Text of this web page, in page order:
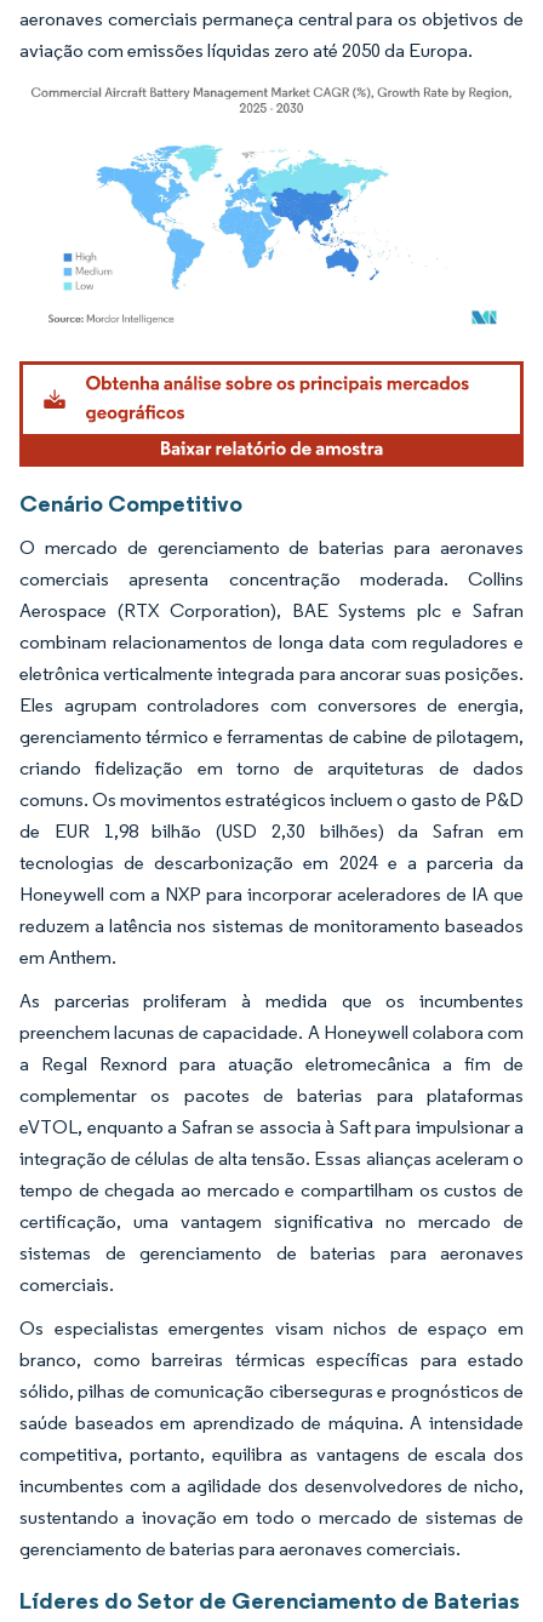
aeronaves comerciais permaneça central para os objetivos de
aviação com emissões líquidas zero até 2050 da Europa.
Imagem © Mordor Intelligence. O reuso requer atribuição conforme CC BY 4.0.
Cenário Competitivo
O mercado de gerenciamento de baterias para aeronaves
comerciais apresenta concentração moderada. Collins
Aerospace (RTX Corporation), BAE Systems plc e Safran
combinam relacionamentos de longa data com reguladores e
eletrônica verticalmente integrada para ancorar suas posições.
Eles agrupam controladores com conversores de energia,
gerenciamento térmico e ferramentas de cabine de pilotagem,
criando fidelização em torno de arquiteturas de dados
comuns. Os movimentos estratégicos incluem o gasto de P&D
de EUR 1,98 bilhão (USD 2,30 bilhões) da Safran em
tecnologias de descarbonização em 2024 e a parceria da
Honeywell com a NXP para incorporar aceleradores de IA que
reduzem a latência nos sistemas de monitoramento baseados
em Anthem.
As parcerias proliferam à medida que os incumbentes
preenchem lacunas de capacidade. A Honeywell colabora com
a Regal Rexnord para atuação eletromecânica a fim de
complementar os pacotes de baterias para plataformas
eVTOL, enquanto a Safran se associa à Saft para impulsionar a
integração de células de alta tensão. Essas alianças aceleram o
tempo de chegada ao mercado e compartilham os custos de
certificação, uma vantagem significativa no mercado de
sistemas de gerenciamento de baterias para aeronaves
comerciais.
Os especialistas emergentes visam nichos de espaço em
branco, como barreiras térmicas específicas para estado
sólido, pilhas de comunicação ciberseguras e prognósticos de
saúde baseados em aprendizado de máquina. A intensidade
competitiva, portanto, equilibra as vantagens de escala dos
incumbentes com a agilidade dos desenvolvedores de nicho,
sustentando a inovação em todo o mercado de sistemas de
gerenciamento de baterias para aeronaves comerciais.
Líderes do Setor de Gerenciamento de Baterias